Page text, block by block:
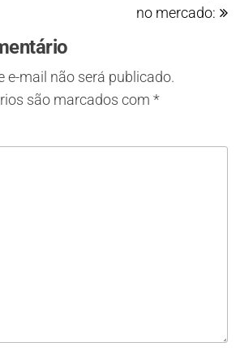
no mercado:
e-mail não será publicado.
são marcados com *